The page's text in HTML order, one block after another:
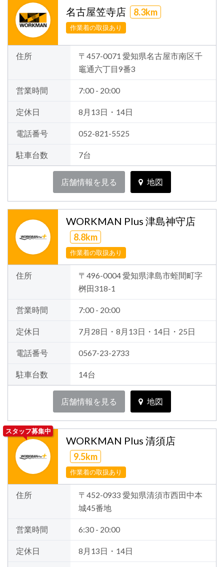
名古屋笠寺店 8.3km
作業着の取扱あり
住所
〒457-0071 愛知県名古屋市南区千
竈通六丁目9番3
営業時間 7:00 - 20:00
定休日 8月13日・14日
電話番号 052-821-5525
駐車台数 7台
店舗情報を見る 地図
WORKMAN Plus 津島神守店
8.8km
作業着の取扱あり
住所
〒496-0004 愛知県津島市蛭間町字
桝田318-1
営業時間 7:00 - 20:00
定休日 7月28日・8月13日・14日・25日
電話番号 0567-23-2733
駐車台数 14台
店舗情報を見る 地図
スタッフ募集中
WORKMAN Plus 清須店
9.5km
作業着の取扱あり
住所
〒452-0933 愛知県清須市西田中本
城45番地
営業時間 6:30 - 20:00
定休日 8月13日・14日